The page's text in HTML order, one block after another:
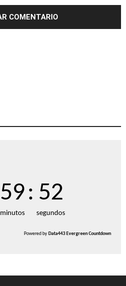
59
minutos
: 51
segundos
Powered byData443 Evergreen Countdown